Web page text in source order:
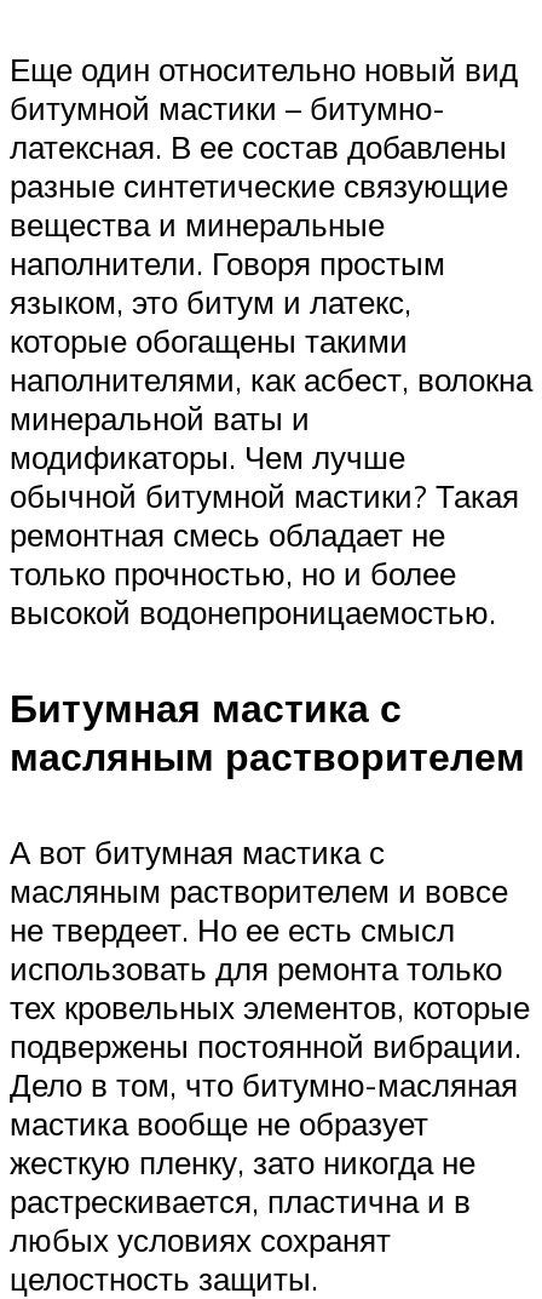
Еще один относительно новый вид
битумной мастики – битумно-
латексная. В ее состав добавлены
разные синтетические связующие
вещества и минеральные
наполнители. Говоря простым
языком, это битум и латекс,
которые обогащены такими
наполнителями, как асбест, волокна
минеральной ваты и
модификаторы. Чем лучше
обычной битумной мастики? Такая
ремонтная смесь обладает не
только прочностью, но и более
высокой водонепроницаемостью.
Битумная мастика с
масляным растворителем
А вот битумная мастика с
масляным растворителем и вовсе
не твердеет. Но ее есть смысл
использовать для ремонта только
тех кровельных элементов, которые
подвержены постоянной вибрации.
Дело в том, что битумно-масляная
мастика вообще не образует
жесткую пленку, зато никогда не
растрескивается, пластична и в
любых условиях сохранят
целостность защиты.